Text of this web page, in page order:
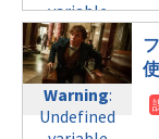
/home/
doga.com/wp-
content/themes/
child/post-
formats/format-
tax.phpon
tax.phpon
line112
Warning:
Undefined
variable
variable
$post_id in
/home/
doga.com/wp-
content/themes/
child/post-
Warning:
Undefined